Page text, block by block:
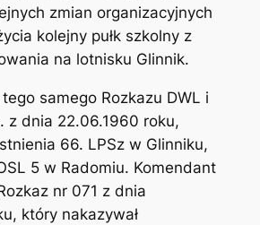
zmian organizacyjnych
kolejny pułk szkolny z
na lotnisku Glinnik.
samego Rozkazu DWL i
z dnia 22.06.1960 roku,
66. LPSz w Glinniku,
5 w Radomiu. Komendant
nr 071 z dnia
który nakazywał